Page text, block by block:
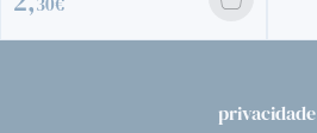
privacidade